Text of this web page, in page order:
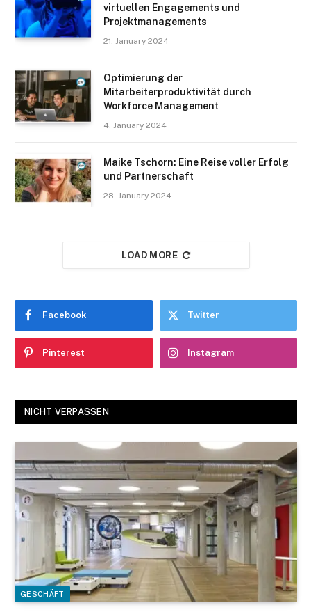
virtuellen Engagements und
Projektmanagements
21. January 2024
Optimierung der
Mitarbeiterproduktivität durch
Workforce Management
4. January 2024
Maike Tschorn: Eine Reise voller Erfolg
und Partnerschaft
28. January 2024
LOAD MORE
Facebook Twitter
Pinterest Instagram
NICHT VERPASSEN
GESCHÄFT